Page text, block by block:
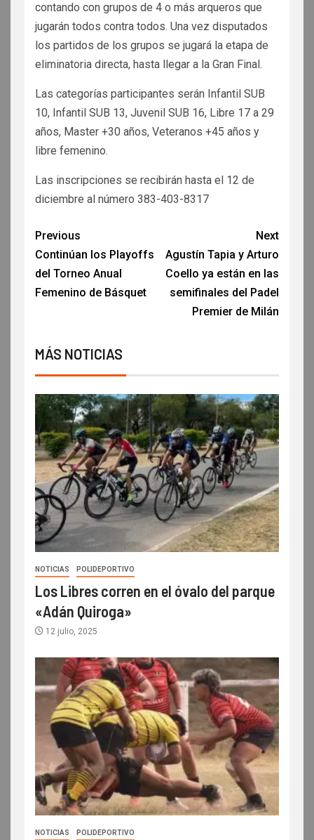
contando con grupos de 4 o más arqueros que
jugarán todos contra todos. Una vez disputados
los partidos de los grupos se jugará la etapa de
eliminatoria directa, hasta llegar a la Gran Final.
Las categorías participantes serán Infantil SUB
10, Infantil SUB 13, Juvenil SUB 16, Libre 17 a 29
años, Master +30 años, Veteranos +45 años y
libre femenino.
Las inscripciones se recibirán hasta el 12 de
diciembre al número 383-403-8317
Previous
Continúan los Playoffs
del Torneo Anual
Femenino de Básquet
Next
Agustín Tapia y Arturo
Coello ya están en las
semifinales del Padel
Premier de Milán
MÁS NOTICIAS
NOTICIAS POLIDEPORTIVO
Los Libres corren en el óvalo del parque
«Adán Quiroga»
12 julio, 2025
NOTICIAS POLIDEPORTIVO